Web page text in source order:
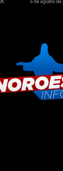
4 de agosto de